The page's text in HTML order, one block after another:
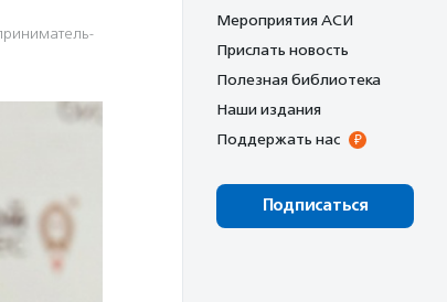
Мероприятия АСИ
Прислать новость
Полезная библиотека
Наши издания
Поддержать нас
Подписаться